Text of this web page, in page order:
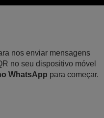
nos enviar mensagens
no seu dispositivo móvel
WhatsApp para começar.